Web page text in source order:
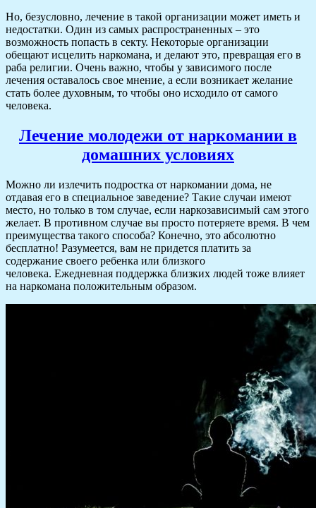
Но, безусловно, лечение в такой организации может иметь и
недостатки. Один из самых распространенных – это
возможность попасть в секту. Некоторые организации
обещают исцелить наркомана, и делают это, превращая его в
раба религии. Очень важно, чтобы у зависимого после
лечения оставалось свое мнение, а если возникает желание
стать более духовным, то чтобы оно исходило от самого
человека.
Лечение молодежи от наркомании в
домашних условиях
Можно ли излечить подростка от наркомании дома, не
отдавая его в специальное заведение? Такие случаи имеют
место, но только в том случае, если наркозависимый сам этого
желает. В противном случае вы просто потеряете время. В чем
преимущества такого способа? Конечно, это абсолютно
бесплатно! Разумеется, вам не придется платить за
содержание своего ребенка или близкого
человека. Ежедневная поддержка близких людей тоже влияет
на наркомана положительным образом.